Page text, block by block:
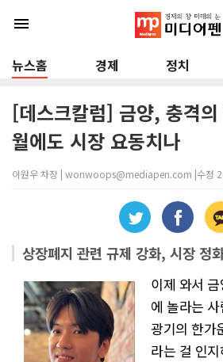
menu
뉴스홈 경제 정치
[데스크칼럼] 금양, 충격
월에도 시장 요동치나
이원우 차장 | wonwoops@mediapen.com |수정
상장폐지 관련 규제 강화, 시장 정
이제 와서
에 놀라는
광기의 한가
라는 걸 인